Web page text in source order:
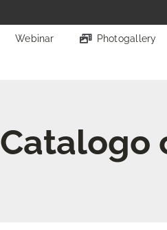
Webinar Photogallery
Catalogo